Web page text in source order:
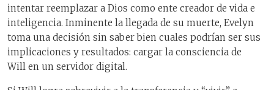
intentar reemplazar a Dios como ente creador de vida e
inteligencia. Inminente la llegada de su muerte, Evelyn
toma una decisión sin saber bien cuales podrían ser sus
implicaciones y resultados: cargar la consciencia de
Will en un servidor digital.